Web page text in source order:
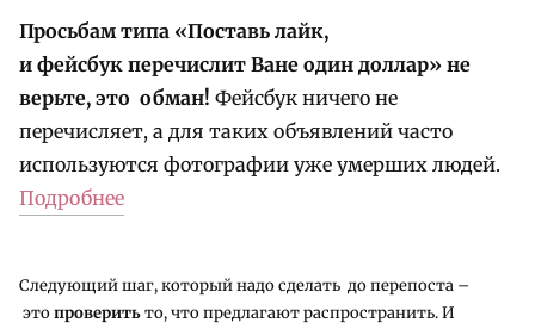
Просьбам типа «Поставь лайк,
и фейсбук перечислит Ване один доллар» не
верьте, это обман! Фейсбук ничего не
перечисляет, а для таких объявлений часто
используются фотографии уже умерших людей.
Подробнее
Следующий шаг, который надо сделать до перепоста –
этопроверитьто, что предлагают распространить. И